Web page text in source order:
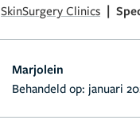
SkinSurgery Clinics |
Marjolein
Behandeld op: januari